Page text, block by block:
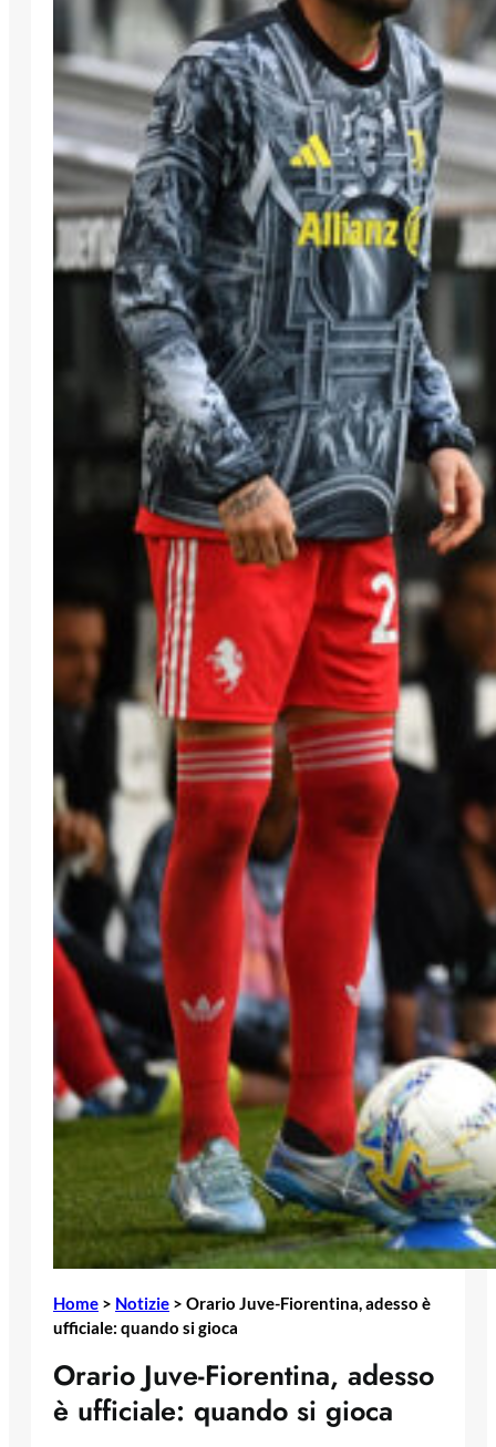
Home > Notizie > Orario Juve-Fiorentina, adesso è
ufficiale: quando si gioca
Orario Juve-Fiorentina, adesso
è ufficiale: quando si gioca